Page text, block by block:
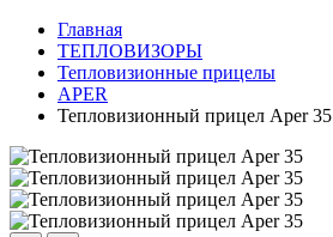
Главная
ТЕПЛОВИЗОРЫ
Тепловизионные прицелы
APER
Тепловизионный прицел Aper 35